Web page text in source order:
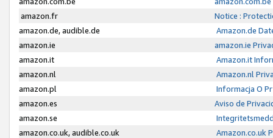
amazon.fr
Notice :
amazon.de, audible.de
Amazon.de
amazon.ie
amazon.ie
amazon.it
Amazon.it
amazon.nl
Amazon.nl
amazon.pl
Informacja O
amazon.es
Aviso de
amazon.se
amazon.co.uk, audible.co.uk
Amazon.co.uk